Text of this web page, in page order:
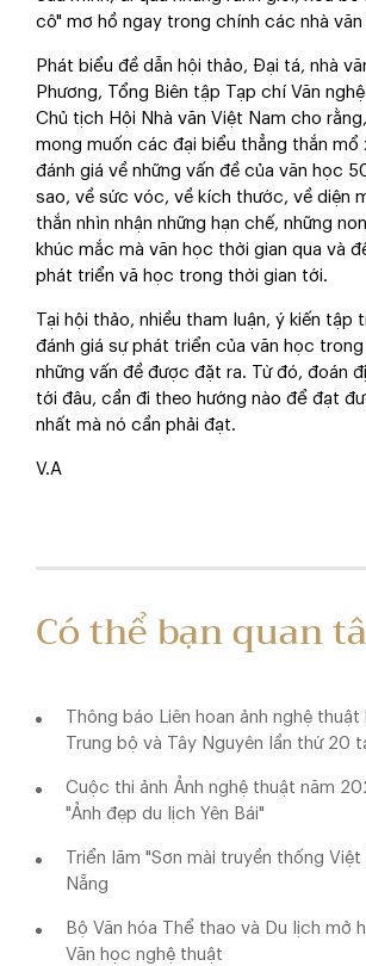
cô" mơ hồ ngay trong chính các nhà văn
Phát biểu đề dẫn hội thảo, Đại tá, nhà
Phương, Tổng Biên tập Tạp chí Văn
Chủ tịch Hội Nhà văn Việt Nam cho
mong muốn các đại biểu thẳng thắn mổ
đánh giá về những vấn đề của văn học
sao, về sức vóc, về kích thước, về diện
thắn nhìn nhận những hạn chế, những
khúc mắc mà văn học thời gian qua và
phát triển vă học trong thời gian tới.
Tại hội thảo, nhiều tham luận, ý kiến tập
đánh giá sự phát triển của văn học
những vấn đề được đặt ra. Từ đó, đoán
tới đâu, cần đi theo hướng nào để đạt
nhất mà nó cần phải đạt.
V.A
Có thể bạn quan
Thông báo Liên hoan ảnh nghệ thuật
Trung bộ và Tây Nguyên lần thứ 20
Cuộc thi ảnh Ảnh nghệ thuật năm
"Ảnh đẹp du lịch Yên Bái"
Triển lãm "Sơn mài truyền thống
Nẵng
Bộ Văn hóa Thể thao và Du lịch mở
Văn học nghệ thuật